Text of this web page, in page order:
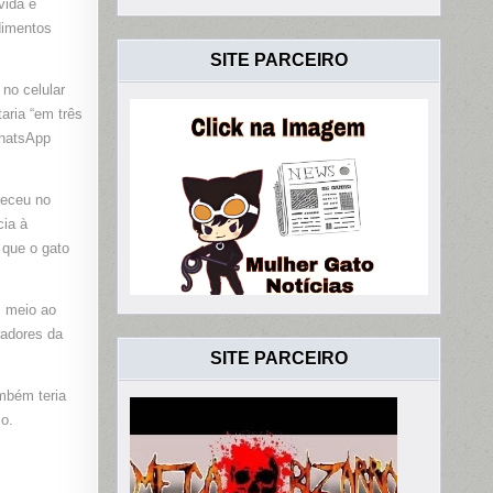
e
celular
“em três
no
à
o gato
meio ao
da
teria
SITE PARCEIRO
SITE PARCEIRO